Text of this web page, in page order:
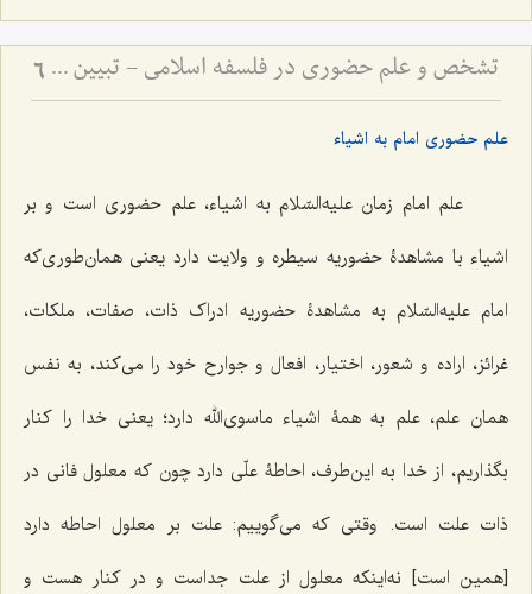
تشخص و علم حضوری در فلسفه اسلامی - تبیین جایگاه علم حضوری در احاطه بر هستی 6
علم حضوری امام به اشیاء
علم امام زمان علیه‌السّلام به اشیاء، علم حضوری است و بر
اشیاء با مشاهدۀ حضوریه سیطره و ولایت دارد یعنی همان‌طوری‌که
امام علیه‌السّلام به مشاهدۀ حضوریه ادراک ذات، صفات، ملکات،
غرائز، اراده و شعور، اختیار، افعال و جوارح خود را می‌کند، به نفس
همان علم، علم به همۀ اشیاء ماسوی‌الله دارد؛ یعنی خدا را کنار
بگذاریم، از خدا به این‌طرف، احاطۀ علّی دارد چون که معلول فانی در
ذات علت است. وقتی که می‌گوییم: علت بر معلول احاطه دارد
[همین‌ است] نه‌اینکه معلول از علت جداست و در کنار هست و